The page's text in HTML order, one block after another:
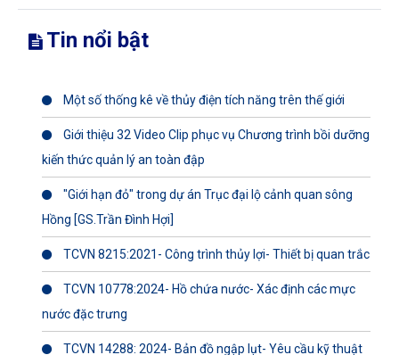
Tin nổi bật
Một số thống kê về thủy điện tích năng trên thế giới
Giới thiệu 32 Video Clip phục vụ Chương trình bồi dưỡng
kiến thức quản lý an toàn đập
"Giới hạn đỏ" trong dự án Trục đại lộ cảnh quan sông
Hồng [GS.Trần Đình Hợi]
TCVN 8215:2021- Công trình thủy lợi- Thiết bị quan trắc
TCVN 10778:2024- Hồ chứa nước- Xác định các mực
nước đặc trưng
TCVN 14288: 2024- Bản đồ ngập lụt- Yêu cầu kỹ thuật